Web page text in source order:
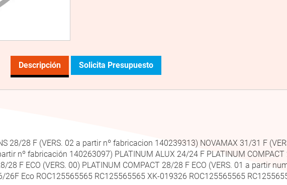
Descripción Solicita Presupuesto
28/28 F (VERS. 02 a partir nº fabricacion 140239313) NOVAMAX 31/31 F
nº fabricación 140263097) PLATINUM ALUX 24/24 F PLATINUM COMPACT
F ECO (VERS. 00) PLATINUM COMPACT 28/28 F ECO (VERS. 01 a partir
Eco ROC125565565 RC125565565 XK-019326 ROC125565565